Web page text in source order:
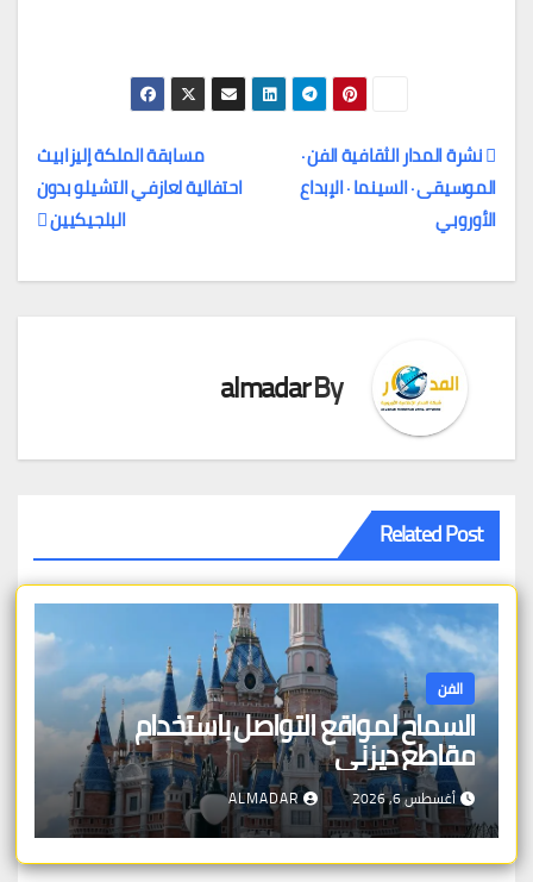
تصفّح
المقالات
مسابقة الملكة إليزابيث
احتفالية لعازفي التشيلو بدون
البلجيكيين
نشرة المدار الثقافية الفن ·
الموسيقى · السينما · الإبداع
الأوروبي
By
almadar
Related Post
الفن
السماح لمواقع التواصل باستخدام
مقاطع ديزني
أغسطس 6, 2026 ALMADAR